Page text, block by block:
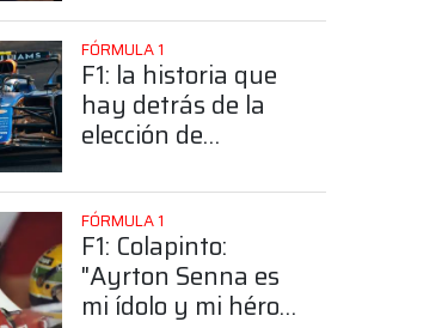
posición de
Colapinto
FÓRMULA 1
F1: la historia que
hay detrás de la
elección de
número 43
FÓRMULA 1
F1: Colapinto:
"Ayrton Senna es
mi ídolo y mi héroe